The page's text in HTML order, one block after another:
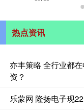
热点资讯
亦丰策略 全行业都
资？
乐蒙网 隆扬电子现